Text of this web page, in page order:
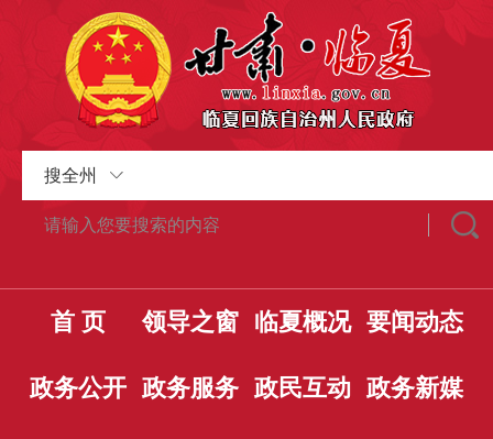
搜全州
首 页 领导之窗 临夏概况 要闻动态
政务公开 政务服务 政民互动 政务新媒